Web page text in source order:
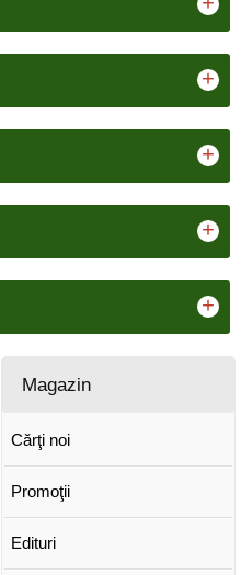
+
+
+
+
Magazin
Cărţi noi
Promoţii
Edituri